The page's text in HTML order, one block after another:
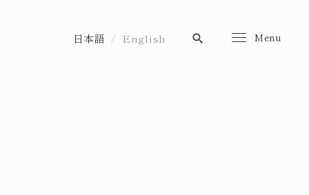
Menu
日本語 English search